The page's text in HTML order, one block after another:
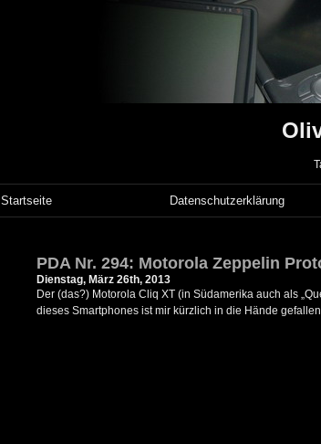
Startseite Datenschutzerklärung
PDA Nr. 294: Motorola Zeppelin
Dienstag, März 26th, 2013
Der (das?) Motorola Cliq XT (in Südamerika auch als
dieses Smartphones ist mir kürzlich in die Hände